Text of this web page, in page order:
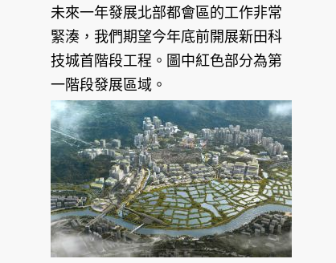
未來一年發展北部都會區的工作非常
緊湊，我們期望今年底前開展新田科
技城首階段工程。圖中紅色部分為第
一階段發展區域。